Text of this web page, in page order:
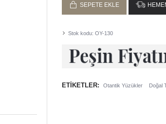
Stok kodu: OY-130
SEPETE EKLE
ETIKETLER: Otantik Yüzükler Doğal